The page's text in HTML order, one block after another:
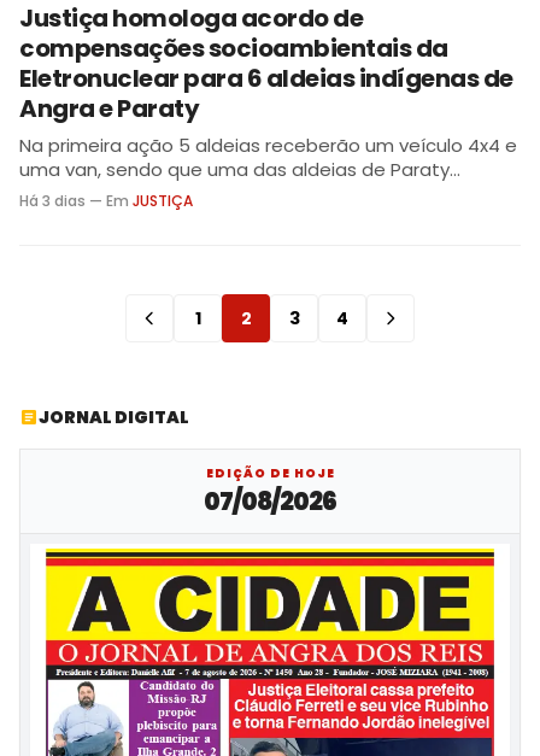
Justiça homologa acordo de
compensações socioambientais da
Eletronuclear para 6 aldeias indígenas de
Angra e Paraty
Na primeira ação 5 aldeias receberão um veículo 4x4 e
uma van, sendo que uma das aldeias de Paraty
receberá uma embarcação
Há 3 dias — Em JUSTIÇA
1 2 3 4
JORNAL DIGITAL
EDIÇÃO DE HOJE
07/08/2026